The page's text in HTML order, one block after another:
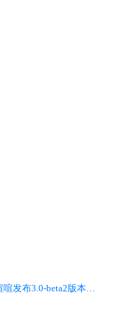
下一篇 喧喧发布3.0-beta2版本，网络接口进行了深度优化